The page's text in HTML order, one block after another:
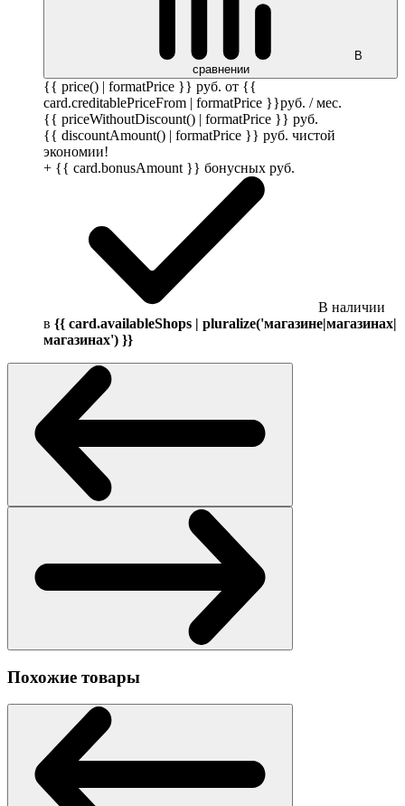
В
сравнении
{{ price() | formatPrice }} руб. от {{
card.creditablePriceFrom | formatPrice }}руб. / мес.
{{ priceWithoutDiscount() | formatPrice }} руб.
{{ discountAmount() | formatPrice }} руб. чистой
экономии!
+ {{ card.bonusAmount }} бонусных руб.
В наличии
в {{ card.availableShops | pluralize('магазине|магазинах|
магазинах') }}
Похожие товары